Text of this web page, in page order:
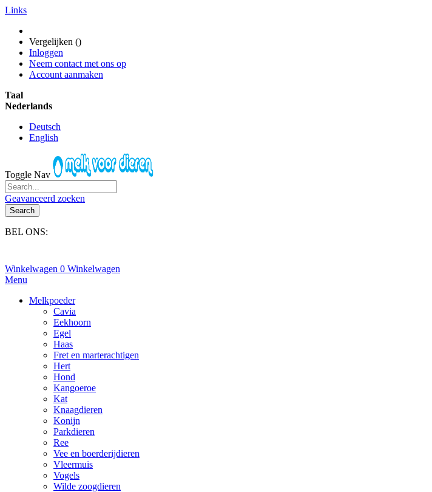
Links
Vergelijken ()
Inloggen
Neem contact met ons op
Account aanmaken
Taal
Nederlands
Deutsch
English
Toggle Nav
Geavanceerd zoeken
Search
BEL ONS:
Winkelwagen 0 Winkelwagen
Menu
Melkpoeder
Cavia
Eekhoorn
Egel
Haas
Fret en marterachtigen
Hert
Hond
Kangoeroe
Kat
Knaagdieren
Konijn
Parkdieren
Ree
Vee en boerderijdieren
Vleermuis
Vogels
Wilde zoogdieren